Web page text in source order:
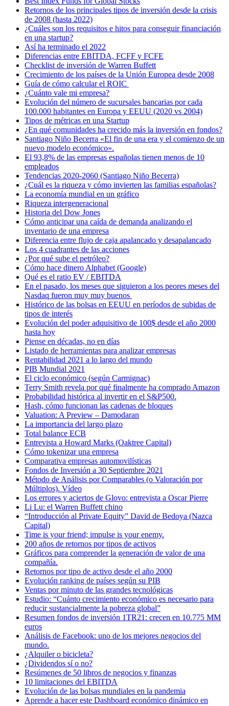
Retornos de los principales tipos de inversión desde la crisis
de 2008 (hasta 2022)
¿Cuáles son los requisitos e hitos para conseguir financiación
en una startup?
Así ha terminado el 2022
Diferencias entre EBITDA, FCFF y FCFE
Checklist de inversión de Warren Buffett
Crecimiento de los países de la Unión Europea desde 2008
Guía de cómo calcular el ROIC
¿Cuánto vale mi empresa?
Evolución del número de sucursales bancarias por cada
100.000 habitantes en Europa y EEUU (2020 vs 2004)
Tipos de métricas en una Startup
¿En qué comunidades ha crecido más la inversión en fondos?
Santiago Niño Becerra «El fin de una era y el comienzo de un
nuevo modelo económico».
El 93,8% de las empresas españolas tienen menos de 10
empleados
Tendencias 2020-2060 (Santiago Niño Becerra)
¿Cuál es la riqueza y cómo invierten las familias españolas?
La economía mundial en un gráfico
Riqueza intergeneracional
Historia del Dow Jones
Cómo anticipar una caída de demanda analizando el
inventario de una empresa
Diferencia entre flujo de caja apalancado y desapalancado
Los 4 cuadrantes de las acciones
¿Por qué sube el petróleo?
Cómo hace dinero Alphabet (Google)
Qué es el ratio EV / EBITDA
En el pasado, los meses que siguieron a los peores meses del
Nasdaq fueron muy muy buenos
Histórico de las bolsas en EEUU en períodos de subidas de
tipos de interés
Evolución del poder adquisitivo de 100$ desde el año 2000
hasta hoy
Piense en décadas, no en días
Listado de herramientas para analizar empresas
Rentabilidad 2021 a lo largo del mundo
PIB Mundial 2021
El ciclo económico (según Carmignac)
Terry Smith revela por qué finalmente ha comprado Amazon
Probabilidad histórica al invertir en el S&P500.
Hash, cómo funcionan las cadenas de bloques
Valuation: A Preview – Damodaran
La importancia del largo plazo
Total balance ECB
Entrevista a Howard Marks (Oaktree Capital)
Cómo tokenizar una empresa
Comparativa empresas automovilísticas
Fondos de Inversión a 30 Septiembre 2021
Método de Análisis por Comparables (o Valoración por
Múltiplos). Vídeo
Los errores y aciertos de Glovo: entrevista a Oscar Pierre
Li Lu: el Warren Buffett chino
“Introducción al Private Equity” David de Bedoya (Nazca
Capital)
Time is your friend; impulse is your enemy.
200 años de retornos por tipos de activos
Gráficos para comprender la generación de valor de una
compañía.
Retornos por tipo de activo desde el año 2000
Evolución ranking de países según su PIB
Ventas por minuto de las grandes tecnológicas
Estudio: “Cuánto crecimiento económico es necesario para
reducir sustancialmente la pobreza global”
Resumen fondos de inversión 1TR21: crecen en 10.775 MM
euros
Análisis de Facebook: uno de los mejores negocios del
mundo.
¿Alquiler o bicicleta?
¿Dividendos sí o no?
Resúmenes de 50 libros de negocios y finanzas
10 limitaciones del EBITDA
Evolución de las bolsas mundiales en la pandemia
Aprende a hacer este Dashboard económico dinámico en